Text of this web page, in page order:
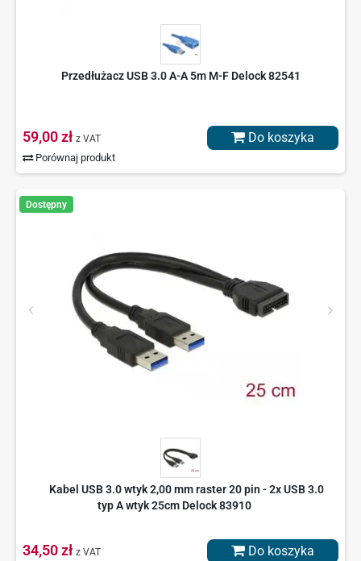
Przedłużacz USB 3.0 A-A 5m M-F Delock 82541
59,00 zł z VAT
Porównaj produkt
Do koszyka
Dostępny
Kabel USB 3.0 wtyk 2,00 mm raster 20 pin - 2x USB 3.0
typ A wtyk 25cm Delock 83910
34,50 zł z VAT Do koszyka